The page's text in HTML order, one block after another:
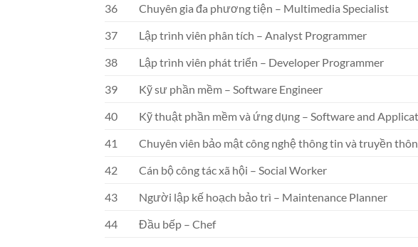
36
Chuyên gia đa phương tiện – Multimedia Specialist
37
Lập trình viên phân tích – Analyst Programmer
38
Lập trình viên phát triển – Developer Programmer
39
Kỹ sư phần mềm – Software Engineer
40
Kỹ thuật phần mềm và ứng dụng – Software and
41
Chuyên viên bảo mật công nghệ thông tin và truyền
42
Cán bộ công tác xã hội – Social Worker
43
Người lập kế hoạch bảo trì – Maintenance Planner
44
Đầu bếp – Chef